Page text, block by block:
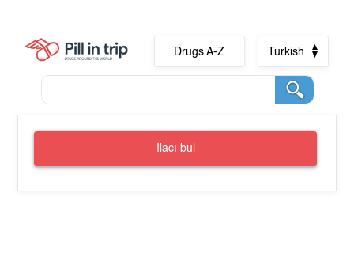
Drugs A-Z Turkish
İlacı bul